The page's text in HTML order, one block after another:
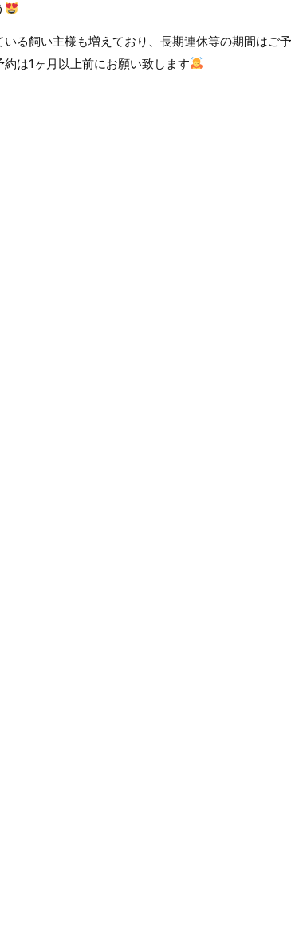
る飼い主様も増えており、長期連休等の期間はご
は1ヶ月以上前にお願い致します